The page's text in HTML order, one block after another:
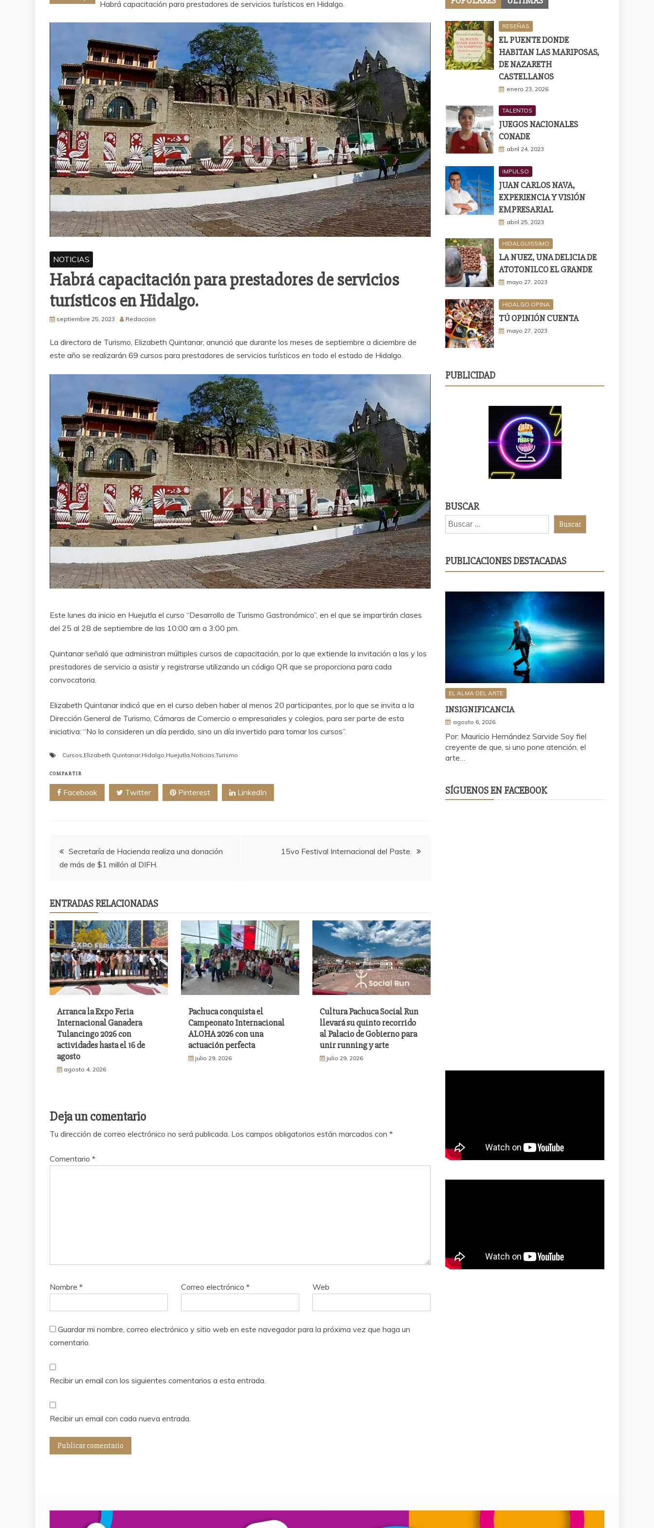
Habrá capacitación para prestadores de servicios turísticos en Hidalgo.
NOTICIAS
Habrá capacitación para prestadores de servicios
turísticos en Hidalgo.
septiembre 25, 2023 Redaccion
La directora de Turismo, Elizabeth Quintanar, anunció que durante los meses de septiembre a diciembre de
este año se realizarán 69 cursos para prestadores de servicios turísticos en todo el estado de Hidalgo.
Este lunes da inicio en Huejutla el curso “Desarrollo de Turismo Gastronómico”, en el que se impartirán clases
del 25 al 28 de septiembre de las 10:00 am a 3:00 pm.
Quintanar señaló que administran múltiples cursos de capacitación, por lo que extiende la invitación a las y los
prestadores de servicio a asistir y registrarse utilizando un código QR que se proporciona para cada
convocatoria.
Elizabeth Quintanar indicó que en el curso deben haber al menos 20 participantes, por lo que se invita a la
Dirección General de Turismo, Cámaras de Comercio o empresariales y colegios, para ser parte de esta
iniciativa: “No lo consideren un día perdido, sino un día invertido para tomar los cursos”.
Cursos,Elizabeth Quintanar,Hidalgo,Huejutla,Noticias,Turismo
COMPARTIR
Facebook Twitter Pinterest LinkedIn
Navegación
de
entradas
Secretaría de Hacienda realiza una donación
de más de $1 millón al DIFH.
15vo Festival Internacional del Paste.
ENTRADAS RELACIONADAS
Arranca la Expo Feria
Internacional Ganadera
Tulancingo 2026 con
actividades hasta el 16 de
agosto
agosto 4, 2026
Pachuca conquista el
Campeonato Internacional
ALOHA 2026 con una
actuación perfecta
julio 29, 2026
Cultura Pachuca Social Run
llevará su quinto recorrido
al Palacio de Gobierno para
unir running y arte
julio 29, 2026
Deja un comentario
Tu dirección de correo electrónico no será publicada. Los campos obligatorios están marcados con *
Comentario *
Nombre * Correo electrónico* Web
Guardar mi nombre, correo electrónico y sitio web en este navegador para la próxima vez que haga un
comentario.
Recibir un email con los siguientes comentarios a esta entrada.
Recibir un email con cada nueva entrada.
RESEÑAS
EL PUENTE DONDE
HABITAN LAS MARIPOSAS,
DE NAZARETH
CASTELLANOS
enero 23, 2026
TALENTOS
JUEGOS NACIONALES
CONADE
abril 24, 2023
IMPULSO
JUAN CARLOS NAVA,
EXPERIENCIA Y VISIÓN
EMPRESARIAL
abril 25, 2023
HIDALGUISSIMO
LA NUEZ, UNA DELICIA DE
ATOTONILCO EL GRANDE
mayo 27, 2023
HIDALGO OPINA
TÚ OPINIÓN CUENTA
mayo 27, 2023
PUBLICIDAD
BUSCAR
Buscar
PUBLICACIONES DESTACADAS
EL ALMA DEL ARTE
INSIGNIFICANCIA
agosto 6, 2026
Por: Mauricio Hernández Sarvide Soy fiel
creyente de que, si uno pone atención, el
arte…
SÍGUENOS EN FACEBOOK